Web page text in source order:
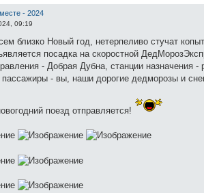
- 2024
09:19
близко Новый год, нетерпеливо стучат
посадка на скоростной
- Добрая Дубна, станции назначения
- вы, наши дорогие дедморозы и
поезд отправляется!